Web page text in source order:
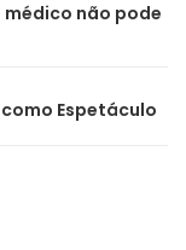
médico não pode
Espetáculo